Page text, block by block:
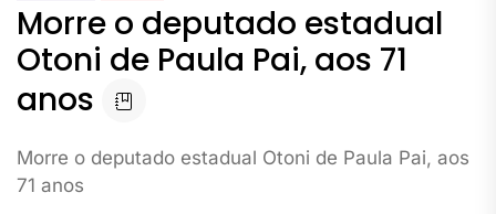
Morre o deputado estadual
Otoni de Paula Pai, aos 71
anos
Morre o deputado estadual Otoni de Paula Pai, aos
71 anos